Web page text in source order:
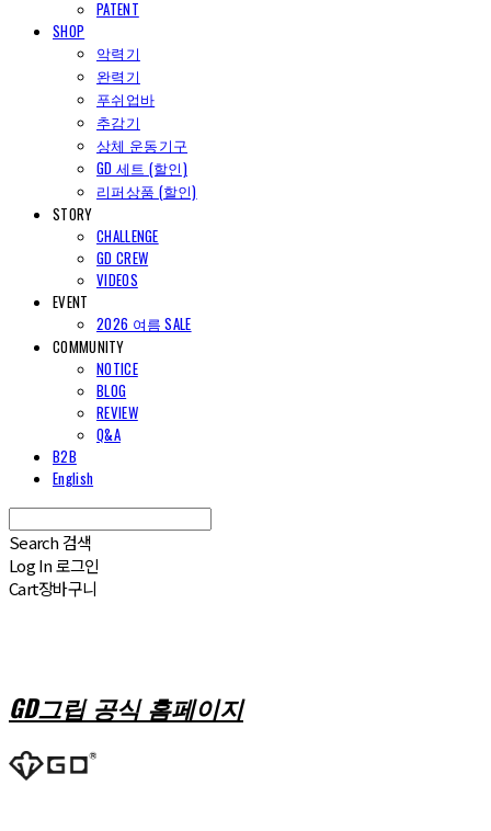
PATENT
SHOP
악력기
완력기
푸쉬업바
추감기
상체 운동기구
GD 세트 (할인)
리퍼상품 (할인)
STORY
CHALLENGE
GD CREW
VIDEOS
EVENT
2026 여름 SALE
COMMUNITY
NOTICE
BLOG
REVIEW
Q&A
B2B
English
Search 검색
Log In로그인
Cart장바구니
GD그립 공식 홈페이지